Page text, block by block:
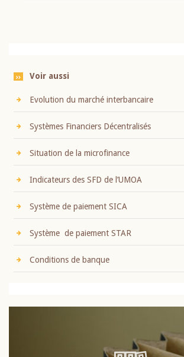
Voir aussi
Evolution du marché interbancaire
Systèmes Financiers Décentralisés
Situation de la microfinance
Indicateurs des SFD de l’UMOA
Système de paiement SICA
Système de paiement STAR
Conditions de banque